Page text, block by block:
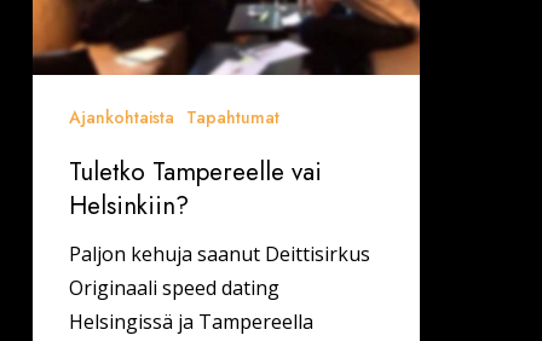
Ajankohtaista Tapahtumat
Tuletko Tampereelle vai
Helsinkiin?
Paljon kehuja saanut Deittisirkus
Originaali speed dating
Helsingissä ja Tampereella